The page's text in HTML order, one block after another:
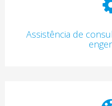
Assistência de